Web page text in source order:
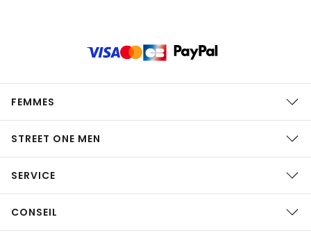
FEMMES
STREET ONE MEN
SERVICE
CONSEIL